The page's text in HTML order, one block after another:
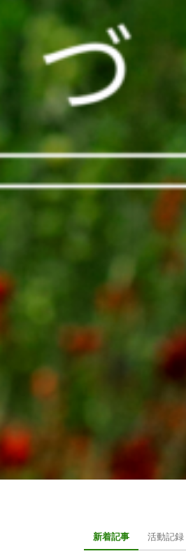
新着記事 活動記録